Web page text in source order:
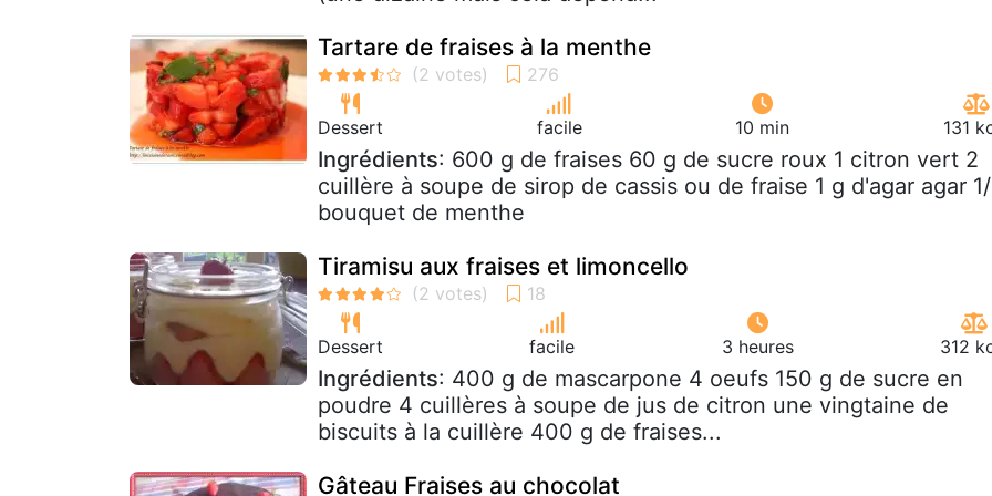
Tartare de fraises à la menthe
Dessert facile 10 min 131
Ingrédients: 600 g de fraises 60 g de sucre roux 1 citron vert 2
cuillère à soupe de sirop de cassis ou de fraise 1 g d'agar agar
bouquet de menthe
Tiramisu aux fraises et limoncello
Dessert facile 3 heures 312
Ingrédients: 400 g de mascarpone 4 oeufs 150 g de sucre en
poudre 4 cuillères à soupe de jus de citron une vingtaine de
biscuits à la cuillère 400 g de fraises...
Gâteau Fraises au chocolat